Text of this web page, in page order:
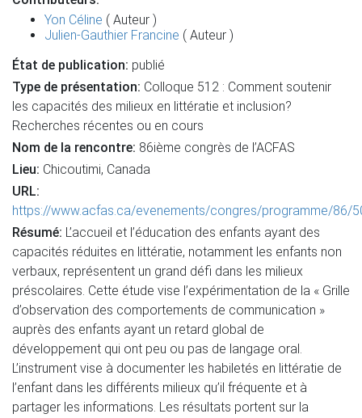
Yon Céline ( Auteur )
Julien-Gauthier Francine ( Auteur )
État de publication: publié
Type de présentation: Colloque 512 : Comment soutenir
les capacités des milieux en littératie et inclusion?
Recherches récentes ou en cours
Nom de la rencontre: 86ième congrès de l’ACFAS
Lieu: Chicoutimi, Canada
URL:
https://www.acfas.ca/evenements/congres/programme/86/
Résumé: L’accueil et l’éducation des enfants ayant des
capacités réduites en littératie, notamment les enfants non
verbaux, représentent un grand défi dans les milieux
préscolaires. Cette étude vise l’expérimentation de la « Grille
d’observation des comportements de communication »
auprès des enfants ayant un retard global de
développement qui ont peu ou pas de langage oral.
L’instrument vise à documenter les habiletés en littératie de
l’enfant dans les différents milieux qu’il fréquente et à
partager les informations. Les résultats portent sur la